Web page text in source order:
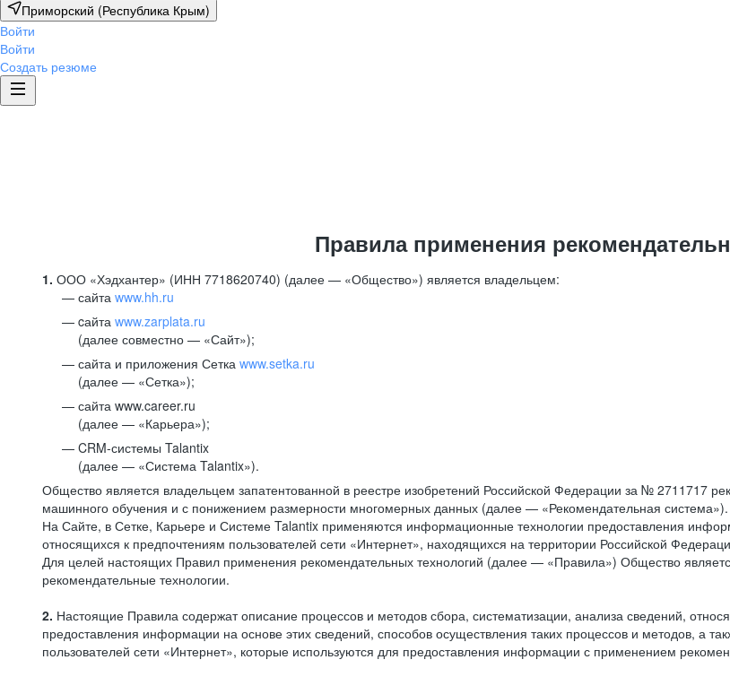
Приморский (Республика Крым)
Войти
Войти
Создать резюме
Правила применения
1. ООО «Хэдхантер» (ИНН 7718620740) (далее — «Общество») является владельцем:
сайта www.hh.ru
cайта www.zarplata.ru
(далее совместно — «Сайт»);
сайта и приложения Сетка www.setka.ru
(далее — «Сетка»);
сайта www.career.ru
(далее — «Карьера»);
CRM-системы Talantix
(далее — «Система Talantix»).
Общество является владельцем запатентованной в реестре изобретений Российской Федерации за № 2711717
машинного обучения и с понижением размерности многомерных данных (далее — «Рекомендательная система»).
На Сайте, в Сетке, Карьере и Системе Talantix применяются информационные технологии предоставления
относящихся к предпочтениям пользователей сети «Интернет», находящихся на территории Российской
Для целей настоящих Правил применения рекомендательных технологий (далее — «Правила») Общество
рекомендательные технологии.
2. Настоящие Правила содержат описание процессов и методов сбора, систематизации, анализа сведений,
предоставления информации на основе этих сведений, способов осуществления таких процессов и методов, а
пользователей сети «Интернет», которые используются для предоставления информации с применением